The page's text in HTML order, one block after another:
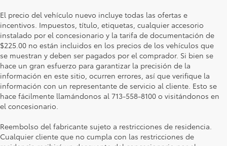
El precio del vehículo nuevo incluye todas las ofertas e
incentivos. Impuestos, título, etiquetas, cualquier accesorio
instalado por el concesionario y la tarifa de documentación de
$225.00 no están incluidos en los precios de los vehículos que
se muestran y deben ser pagados por el comprador. Si bien se
hace un gran esfuerzo para garantizar la precisión de la
información en este sitio, ocurren errores, así que verifique la
información con un representante de servicio al cliente. Esto se
hace fácilmente llamándonos al 713-558-8100 o visitándonos en
el concesionario.
Reembolso del fabricante sujeto a restricciones de residencia.
Cualquier cliente que no cumpla con las restricciones de